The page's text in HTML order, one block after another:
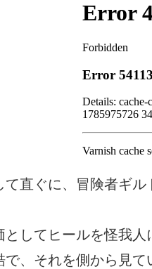
て直ぐに、冒険者ギ
してヒールを怪我人
で、それを側から見て